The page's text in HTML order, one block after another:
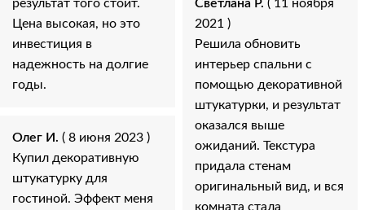
результат того стоит.
Цена высокая, но это
инвестиция в
надежность на долгие
годы.
Олег И. ( 8 июня 2023 )
Купил декоративную
штукатурку для
гостиной. Эффект меня
Светлана Р. ( 11 ноября
2021 )
Решила обновить
интерьер спальни с
помощью декоративной
штукатурки, и результат
оказался выше
ожиданий. Текстура
придала стенам
оригинальный вид, и вся
комната стала